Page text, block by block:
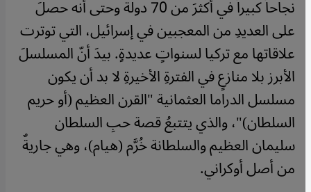
نجاحاً كبيراً في أكثرَ من 70 دولة وحتى أنه حصلَ
على العديدِ من المعجبين في إسرائيل، التي توترت
علاقاتها مع تركيا لسنواتٍ عديدةٍ. بيدَ أنّ المسلسلَ
الأبرز بلا منازعٍ في الفترةِ الأخيرةِ لا بد أن يكون
مسلسل الدراما العثمانية "القرن العظيم (أو حريم
السلطان)"، والذي يتتبعُ قصة حبِ السلطان
سليمان العظيم والسلطانة خُرَّم (هيام)، وهي جاريةٌ
من أصل أوكراني.